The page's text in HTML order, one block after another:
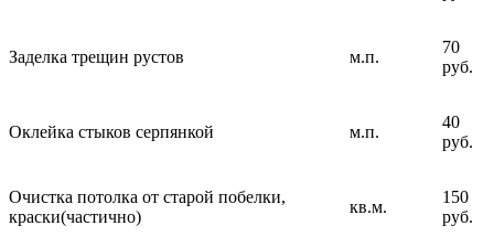
Заделка трещин рустов м.п.
70
руб.
Оклейка стыков серпянкой м.п.
40
руб.
Очистка потолка от старой побелки,
краски(частично)
кв.м.
150
руб.